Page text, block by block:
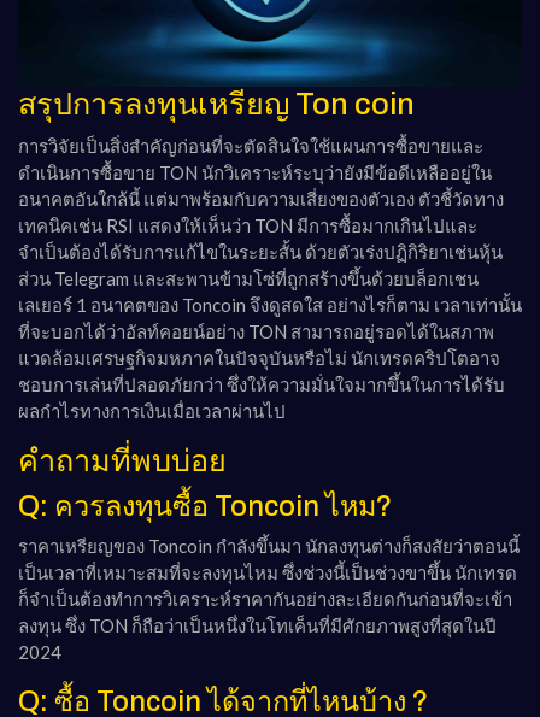
สรุปการลงทุนเหรียญ Ton coin
การวิจัยเป็นสิ่งสำคัญก่อนที่จะตัดสินใจใช้แผนการซื้อขายและ
ดำเนินการซื้อขาย TON นักวิเคราะห์ระบุว่ายังมีข้อดีเหลืออยู่ใน
อนาคตอันใกล้นี้ แต่มาพร้อมกับความเสี่ยงของตัวเอง ตัวชี้วัดทาง
เทคนิคเช่น RSI แสดงให้เห็นว่า TON มีการซื้อมากเกินไปและ
จำเป็นต้องได้รับการแก้ไขในระยะสั้น ด้วยตัวเร่งปฏิกิริยาเช่นหุ้น
ส่วน Telegram และสะพานข้ามโซ่ที่ถูกสร้างขึ้นด้วยบล็อกเชน
เลเยอร์ 1 อนาคตของ Toncoin จึงดูสดใส อย่างไรก็ตาม เวลาเท่านั้น
ที่จะบอกได้ว่าอัลท์คอยน์อย่าง TON สามารถอยู่รอดได้ในสภาพ
แวดล้อมเศรษฐกิจมหภาคในปัจจุบันหรือไม่ นักเทรดคริปโตอาจ
ชอบการเล่นที่ปลอดภัยกว่า ซึ่งให้ความมั่นใจมากขึ้นในการได้รับ
ผลกำไรทางการเงินเมื่อเวลาผ่านไป
คำถามที่พบบ่อย
Q: ควรลงทุนซื้อ Toncoin ไหม?
ราคาเหรียญของ Toncoin กำลังขึ้นมา นักลงทุนต่างก็สงสัยว่าตอนนี้
เป็นเวลาที่เหมาะสมที่จะลงทุนไหม ซึ่งช่วงนี้เป็นช่วงขาขึ้น นักเทรด
ก็จำเป็นต้องทำการวิเคราะห์ราคากันอย่างละเอียดกันก่อนที่จะเข้า
ลงทุน ซึ่ง TON ก็ถือว่าเป็นหนึ่งในโทเค็นที่มีศักยภาพสูงที่สุดในปี
2024
Q: ซื้อ Toncoin ได้จากที่ไหนบ้าง ?